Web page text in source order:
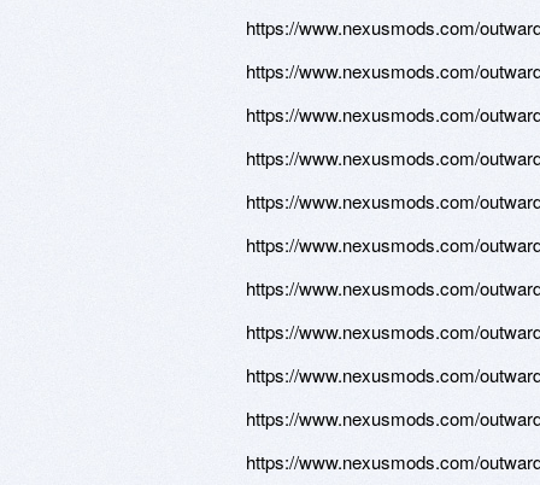
https://www.nexusmods.com/
https://www.nexusmods.com/
https://www.nexusmods.com/
https://www.nexusmods.com/
https://www.nexusmods.com/
https://www.nexusmods.com/
https://www.nexusmods.com/
https://www.nexusmods.com/
https://www.nexusmods.com/
https://www.nexusmods.com/
https://www.nexusmods.com/